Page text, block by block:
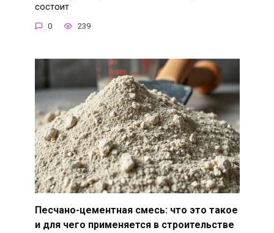
состоит
0 239
Песчано-цементная смесь: что это такое
и для чего применяется в строительстве